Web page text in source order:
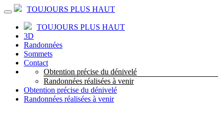
TOUJOURS PLUS HAUT
TOUJOURS PLUS HAUT
3D
Randonnées
Sommets
Contact
Obtention précise du dénivelé
Randonnées réalisées à venir
Obtention précise du dénivelé
Randonnées réalisées à venir